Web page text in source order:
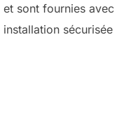
sont fournies avec
sécurisée